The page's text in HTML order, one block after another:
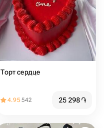
Торт сердце
4.95542 25 298֏